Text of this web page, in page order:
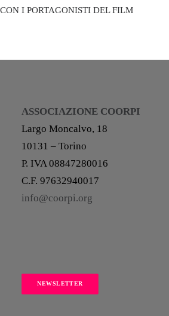
CON I PORTAGONISTI DEL FILM
ASSOCIAZIONE COORPI
Largo Moncalvo, 18
10131 – Torino
P. IVA 08847280016
C.F. 97632940017
info@coorpi.org
NEWSLETTER